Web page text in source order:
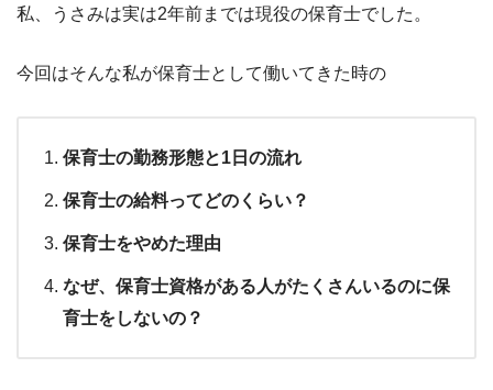
私、うさみは実は2年前までは現役の保育士でした。
今回はそんな私が保育士として働いてきた時の
保育士の勤務形態と1日の流れ
保育士の給料ってどのくらい？
保育士をやめた理由
なぜ、保育士資格がある人がたくさんいるのに保
育士をしないの？